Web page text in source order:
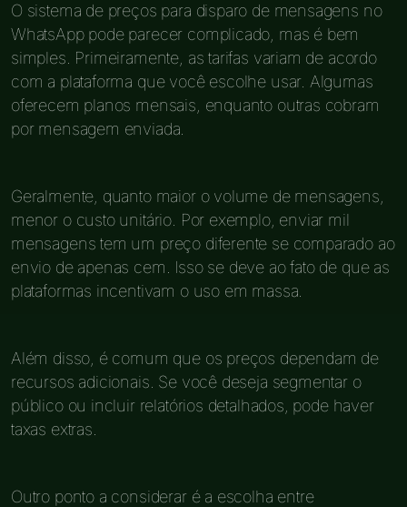
O sistema de preços para disparo de mensagens no
WhatsApp pode parecer complicado, mas é bem
simples. Primeiramente, as tarifas variam de acordo
com a plataforma que você escolhe usar. Algumas
oferecem planos mensais, enquanto outras cobram
por mensagem enviada.
Geralmente, quanto maior o volume de mensagens,
menor o custo unitário. Por exemplo, enviar mil
mensagens tem um preço diferente se comparado ao
envio de apenas cem. Isso se deve ao fato de que as
plataformas incentivam o uso em massa.
Além disso, é comum que os preços dependam de
recursos adicionais. Se você deseja segmentar o
público ou incluir relatórios detalhados, pode haver
taxas extras.
Outro ponto a considerar é a escolha entre